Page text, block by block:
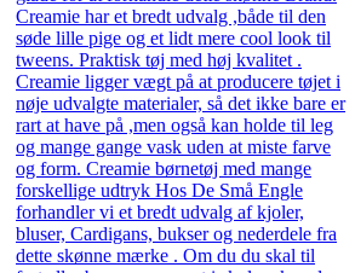
Creamie har et bredt udvalg ,både til den
søde lille pige og et lidt mere cool look til
tweens. Praktisk tøj med høj kvalitet .
Creamie ligger vægt på at producere tøjet i
nøje udvalgte materialer, så det ikke bare er
rart at have på ,men også kan holde til leg
og mange gange vask uden at miste farve
og form. Creamie børnetøj med mange
forskellige udtryk Hos De Små Engle
forhandler vi et bredt udvalg af kjoler,
bluser, Cardigans, bukser og nederdele fra
dette skønne mærke . Om du du skal til